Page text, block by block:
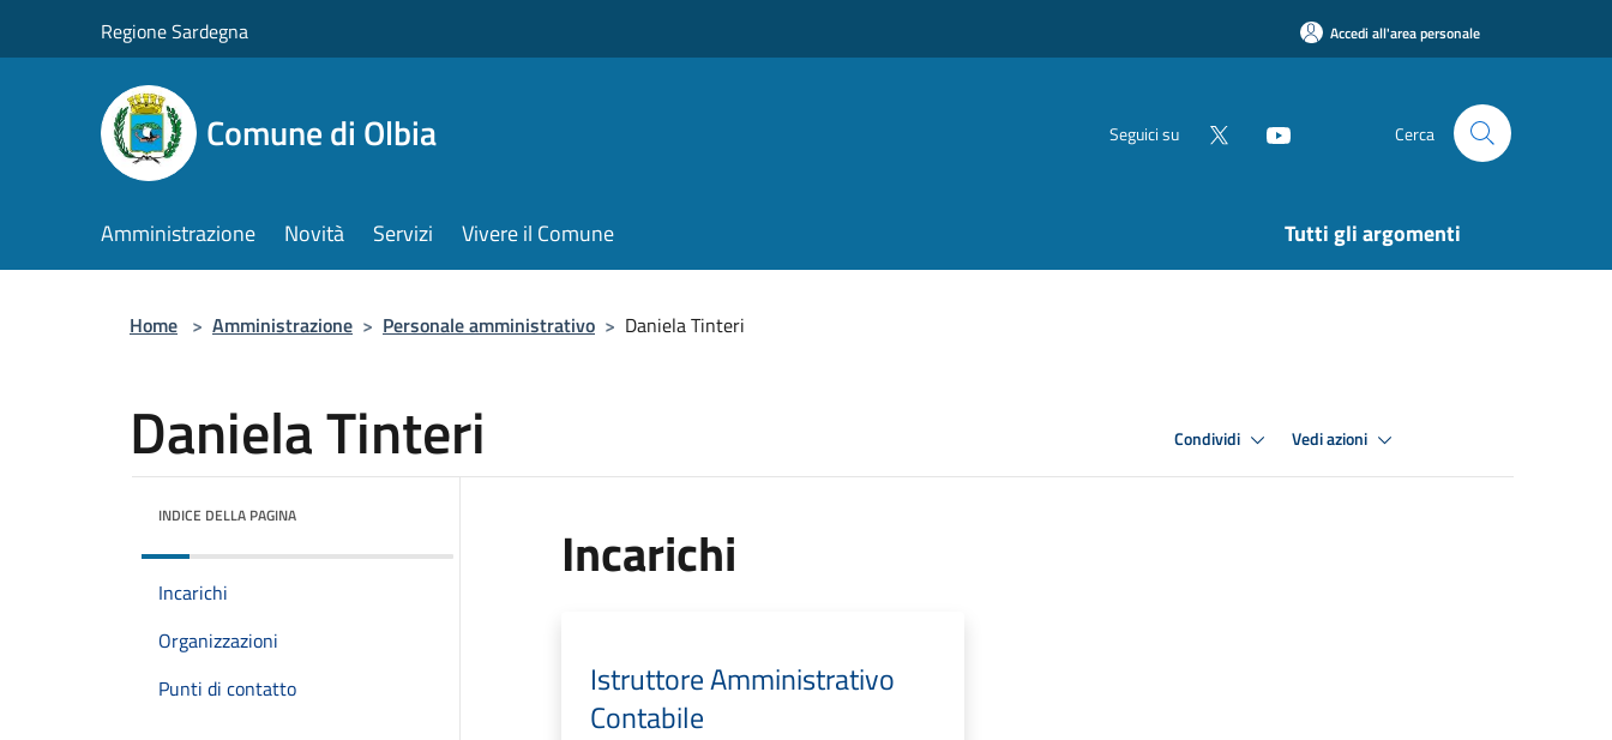
Regione Sardegna Accedi all'area personale
Comune di Olbia Seguici su Cerca
Amministrazione Novità Servizi Vivere il Comune Tutti gli argomenti
Home > Amministrazione > Personale amministrativo > Daniela Tinteri
Daniela Tinteri Condividi Vedi azioni
INDICE DELLA PAGINA
Incarichi
Organizzazioni
Punti di contatto
Incarichi
Istruttore Amministrativo
Contabile